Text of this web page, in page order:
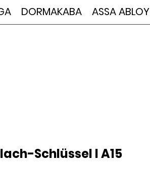
DORMAKABA ASSA ABLOY
Schlüssel I A15